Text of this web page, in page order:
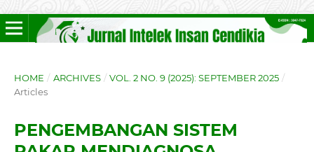
HOME / ARCHIVES / VOL. 2 NO. 9 (2025): SEPTEMBER 2025 /
Articles
PENGEMBANGAN SISTEM